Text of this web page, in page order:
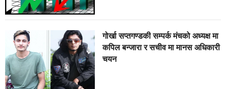
गोर्खा सप्तगण्डकी सम्पर्क मंचको अध्यक्ष मा
कपिल बन्जारा र सचीव मा मानस अधिकारी
चयन